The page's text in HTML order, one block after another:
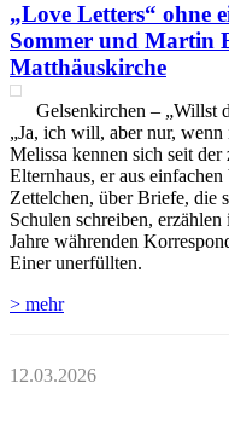
„Love Letters“ ohne
Sommer und Martin
Matthäuskirche
Gelsenkirchen – „Willst
„Ja, ich will, aber nur,
Melissa kennen sich seit
Elternhaus, er aus
Zettelchen, über Briefe, die
Schulen schreiben,
Jahre währenden
Einer unerfüllten.
> mehr
12.03.2026